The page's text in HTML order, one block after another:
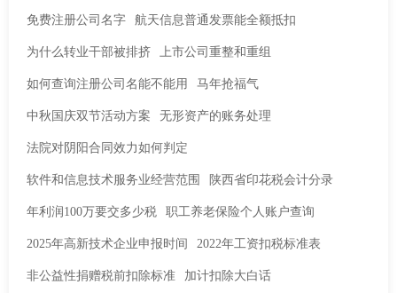
免费注册公司名字 航天信息普通发票能全额抵扣
为什么转业干部被排挤 上市公司重整和重组
如何查询注册公司名能不能用 马年抢福气
中秋国庆双节活动方案 无形资产的账务处理
法院对阴阳合同效力如何判定
软件和信息技术服务业经营范围 陕西省印花税会计分录
年利润100万要交多少税 职工养老保险个人账户查询
2025年高新技术企业申报时间 2022年工资扣税标准表
非公益性捐赠税前扣除标准 加计扣除大白话